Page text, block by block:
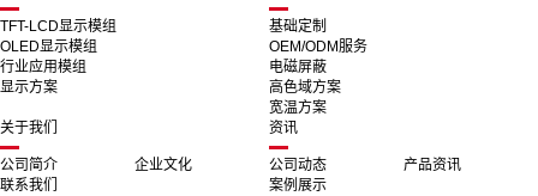
TFT-LCD显示模组
OLED显示模组
行业应用模组
显示方案
基础定制
OEM/ODM服务
电磁屏蔽
高色域方案
宽温方案
关于我们
公司简介
企业文化
联系我们
资讯
公司动态
产品资讯
案例展示